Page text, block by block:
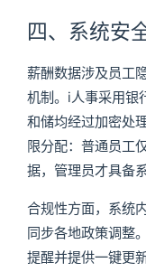
四、系统安
薪酬数据涉及员工
机制。i人事采用银
和储均经过加密处
限分配：普通员工
据，管理员才具备
合规性方面，系统
同步各地政策调整
提醒并提供一键更